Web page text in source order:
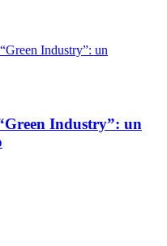
Industry”: un